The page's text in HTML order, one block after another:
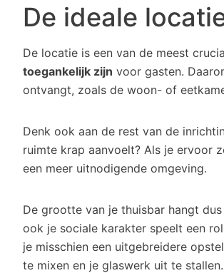
De ideale
De locatie is een van de meest
toegankelijk zijn voor gasten.
ontvangt, zoals de woon- of
Denk ook aan de rest van de
ruimte krap aanvoelt? Als je ervoor
een meer uitnodigende omgeving.
De grootte van je thuisbar hangt
ook je sociale karakter speelt een
je misschien een uitgebreidere
te mixen en je glaswerk uit te